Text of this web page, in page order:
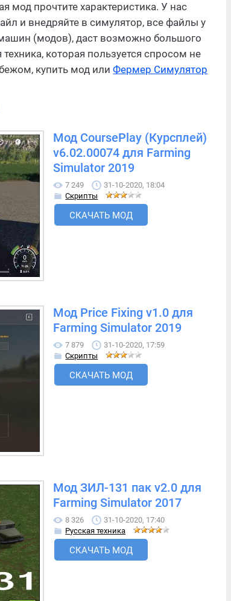
мод прочтите характеристика. У нас
и внедряйте в симулятор, все файлы у
(модов), даст возможно большого
которая пользуется спросом не
купить мод илиФермер Симулятор
Мод CoursePlay (Курсплей)
v6.02.00074 для Farming
Simulator 2019
7 249
31-10-2020, 18:04
Скрипты
СКАЧАТЬ МОД
Мод Price Fixing v1.0 для
Farming Simulator 2019
7 879
31-10-2020, 17:59
Скрипты
СКАЧАТЬ МОД
Мод ЗИЛ-131 пак v2.0 для
Farming Simulator 2017
8 326
31-10-2020, 17:40
Русская техника
СКАЧАТЬ МОД